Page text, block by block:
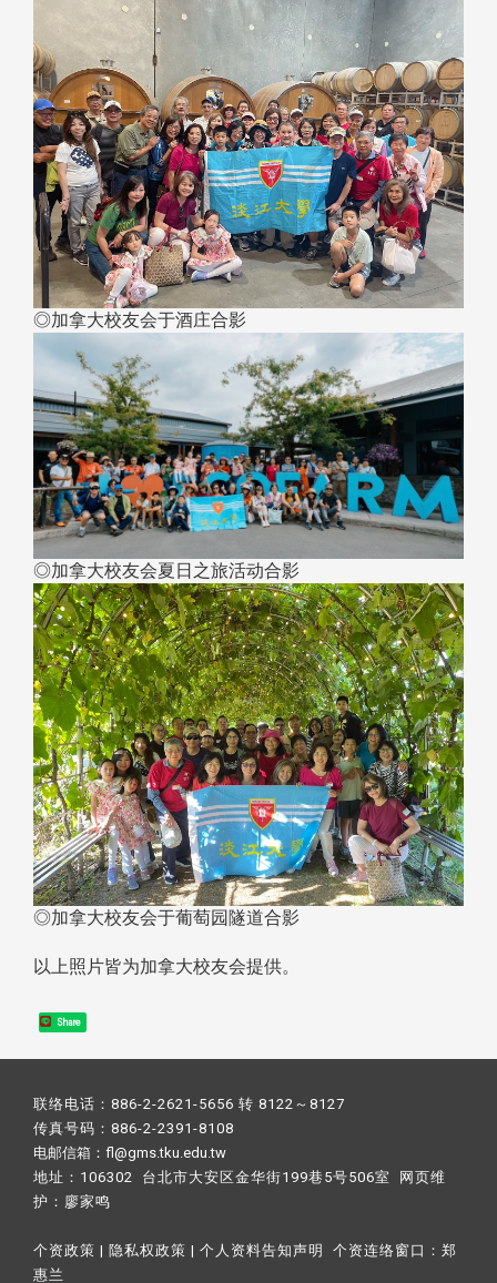
◎加拿大校友会于酒庄合影
◎加拿大校友会夏日之旅活动合影
◎加拿大校友会于葡萄园隧道合影
以上照片皆为加拿大校友会提供。
Share
联络电话：886-2-2621-5656 转 8122～8127
传真号码：886-2-2391-8108
电邮信箱：fl@gms.tku.edu.tw
地址：106302 台北市大安区金华街199巷5号506室 网页维
护： 廖家鸣​
个资政策 | 隐私权政策 | 个人资料告知声明 个资连络窗口： 郑
惠兰